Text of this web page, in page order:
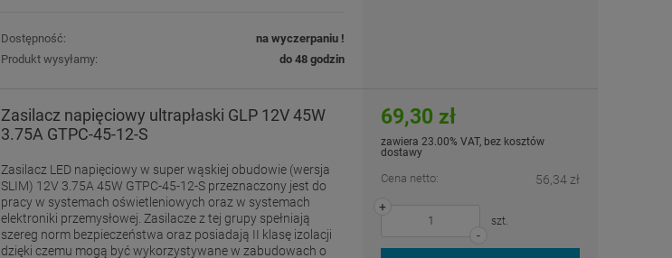
Dostępność:
na wyczerpaniu !
Produkt wysyłamy:
do 48 godzin
Zasilacz napięciowy ultrapłaski GLP 12V 45W
3.75A GTPC-45-12-S
Zasilacz LED napięciowy w super wąskiej obudowie (wersja
SLIM) 12V 3.75A 45W GTPC-45-12-S przeznaczony jest do
pracy w systemach oświetleniowych oraz w systemach
elektroniki przemysłowej. Zasilacze z tej grupy spełniają
szereg norm bezpieczeństwa oraz posiadają II klasę izolacji
dzięki czemu mogą być wykorzystywane w zabudowach o
69,30 zł
zawiera 23.00% VAT, bez kosztów
dostawy
Cena netto: 56,34 zł
-
+
szt.